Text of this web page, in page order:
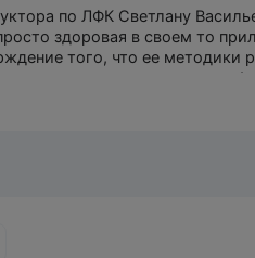
по ЛФК Светлану
здоровая в своем то
того, что ее методики
прекрасного инструктора!
Выход из санатория сразу в